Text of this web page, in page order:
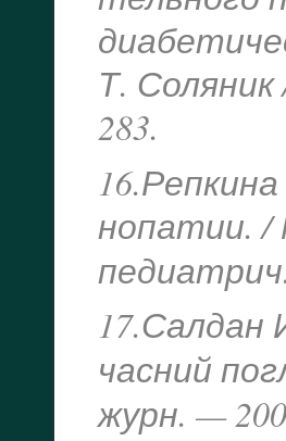
Т.
283.
нопатии. /
17.Салдан
часний
журн. —